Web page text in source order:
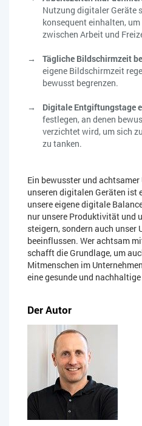
Nutzung digitaler Geräte
konsequent einhalten,
zwischen Arbeit und
Tägliche Bildschirmzeit
eigene Bildschirmzeit
bewusst begrenzen.
Digitale Entgiftungstage
festlegen, an denen
verzichtet wird, um sich
zu tanken.
Ein bewusster und
unseren digitalen Geräten ist
unsere eigene digitale
nur unsere Produktivität und
steigern, sondern auch unser
beeinflussen. Wer achtsam
schafft die Grundlage, um
Mitmenschen im
eine gesunde und
Der Autor